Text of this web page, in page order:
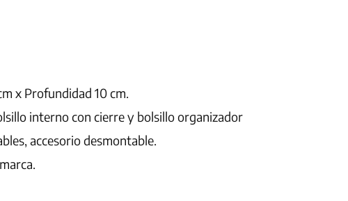
x Profundidad 10 cm.
interno con cierre y bolsillo organizador
accesorio desmontable.